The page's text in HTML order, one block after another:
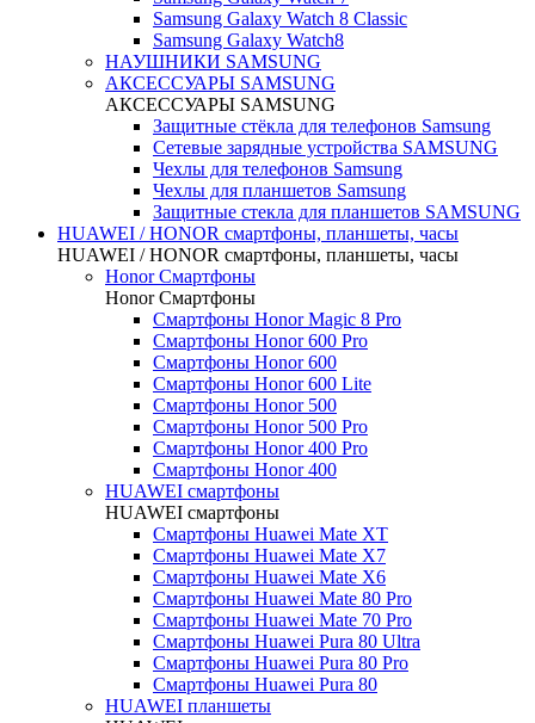
Samsung Galaxy Watch 8 Classic
Samsung Galaxy Watch8
НАУШНИКИ SAMSUNG
АКСЕССУАРЫ SAMSUNG
АКСЕССУАРЫ SAMSUNG
Защитные стёкла для телефонов Samsung
Сетевые зарядные устройства SAMSUNG
Чехлы для телефонов Samsung
Чехлы для планшетов Samsung
Защитные стекла для планшетов SAMSUNG
HUAWEI / HONOR cмартфоны, планшеты, часы
HUAWEI / HONOR cмартфоны, планшеты, часы
Honor Смартфоны
Honor Смартфоны
Смартфоны Honor Magic 8 Pro
Смартфоны Honor 600 Pro
Смартфоны Honor 600
Смартфоны Honor 600 Lite
Смартфоны Honor 500
Смартфоны Honor 500 Pro
Смартфоны Honor 400 Pro
Смартфоны Honor 400
HUAWEI cмартфоны
HUAWEI cмартфоны
Смартфоны Huawei Mate XT
Смартфоны Huawei Mate X7
Смартфоны Huawei Mate X6
Смартфоны Huawei Mate 80 Pro
Смартфоны Huawei Mate 70 Pro
Смартфоны Huawei Pura 80 Ultra
Смартфоны Huawei Pura 80 Pro
Смартфоны Huawei Pura 80
HUAWEI планшеты